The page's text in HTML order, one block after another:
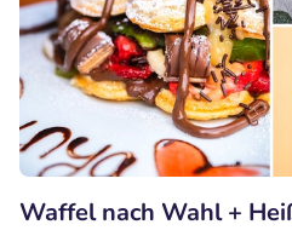
Waffel nach Wahl +